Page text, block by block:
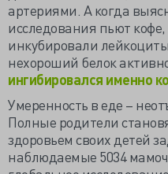
артериями. А когда
исследования пьют
инкубировали
нехороший белок
ингибировался именно
Умеренность в еде –
Полные родители
здоровьем своих детей
наблюдаемые 5034